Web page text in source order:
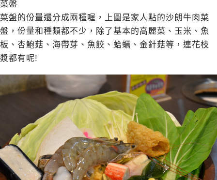
菜盤
菜盤的份量還分成兩種喔，上圖是家人點的沙朗牛肉菜
盤，份量和種類都不少，除了基本的高麗菜、玉米、魚
板、杏鮑菇、海帶芽、魚餃、蛤蠣、金針菇等，連花枝
漿都有呢!